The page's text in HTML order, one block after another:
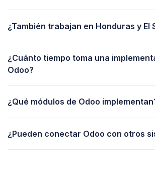
¿También trabajan en Honduras y El
¿Cuánto tiempo toma una
Odoo?
¿Qué módulos de Odoo
¿Pueden conectar Odoo con otros